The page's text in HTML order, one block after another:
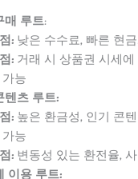
매 루트:
:낮은 수수료, 빠른 현
:거래 시 상품권 시세에
능
텐츠 루트:
:높은 환금성, 인기 콘
가능
:변동성 있는 환전율,
이용 루트: